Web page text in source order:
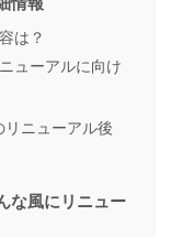
は？
ューアルに向け
リニューアル後
な風にリニュー